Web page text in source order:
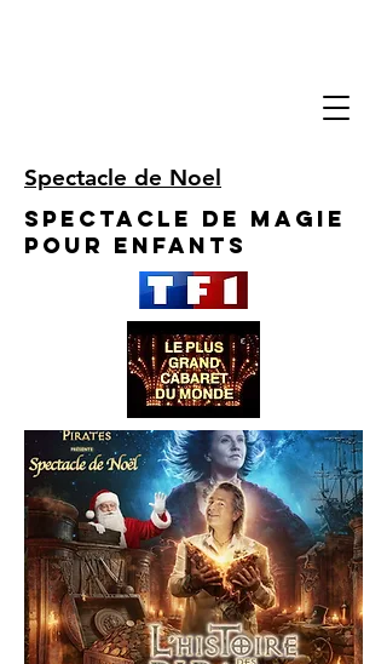
Spectacle de Noel
Spectacle de Magie
pour enfants